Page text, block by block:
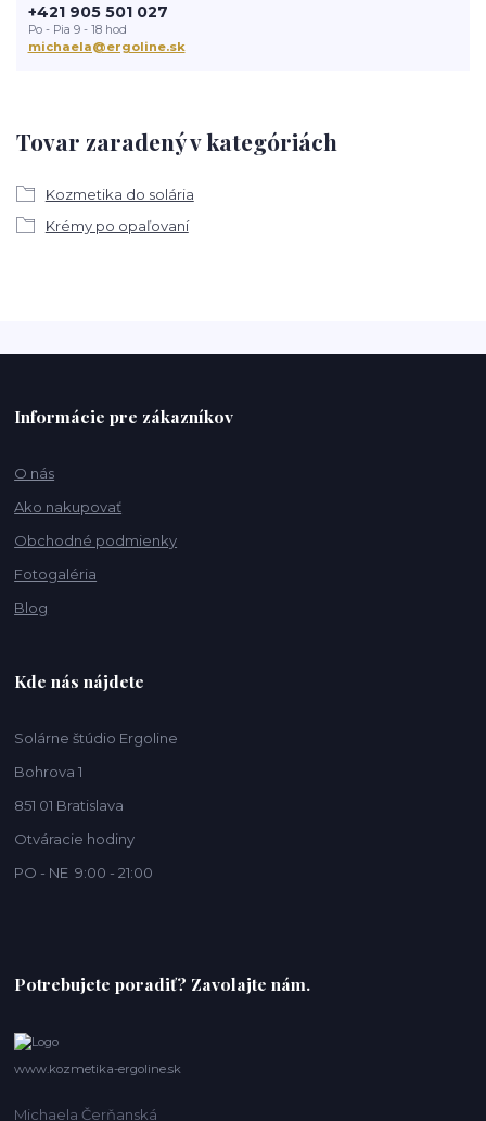
Tovar zaradený v kategóriách
Kozmetika do solária
Krémy po opaľovaní
+421 905 501 027
Po - Pia 9 - 18 hod
michaela@ergoline.sk
Informácie pre zákazníkov
O nás
Ako nakupovať
Obchodné podmienky
Fotogaléria
Blog
Kde nás nájdete
Solárne štúdio Ergoline
Bohrova 1
851 01 Bratislava
Otváracie hodiny
PO - NE 9:00 - 21:00
Potrebujete poradiť? Zavolajte nám.
www.kozmetika-ergoline.sk
Michaela Čerňanská